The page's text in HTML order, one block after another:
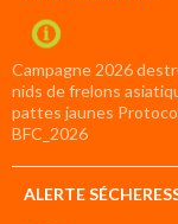
Campagne 2026
nids de frelons
pattes jaunes
BFC_2026
ALERTE